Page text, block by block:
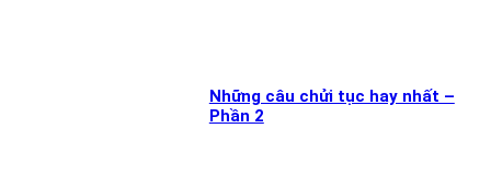
Những câu chửi tục hay nhất –
Phần 2